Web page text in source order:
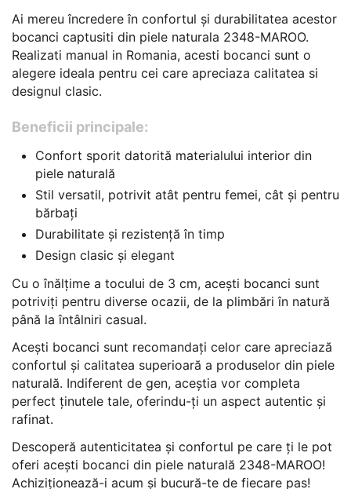
Ai mereu încredere în confortul și durabilitatea acestor
bocanci captusiti din piele naturala 2348-MAROO.
Realizati manual in Romania, acesti bocanci sunt o
alegere ideala pentru cei care apreciaza calitatea si
designul clasic.
Beneficii principale:
Confort sporit datorită materialului interior din
piele naturală
Stil versatil, potrivit atât pentru femei, cât și pentru
bărbați
Durabilitate și rezistență în timp
Design clasic și elegant
Cu o înălțime a tocului de 3 cm, acești bocanci sunt
potriviți pentru diverse ocazii, de la plimbări în natură
până la întâlniri casual.
Acești bocanci sunt recomandați celor care apreciază
confortul și calitatea superioară a produselor din piele
naturală. Indiferent de gen, aceștia vor completa
perfect ținutele tale, oferindu-ți un aspect autentic și
rafinat.
Descoperă autenticitatea și confortul pe care ți le pot
oferi acești bocanci din piele naturală 2348-MAROO!
Achiziționează-i acum și bucură-te de fiecare pas!